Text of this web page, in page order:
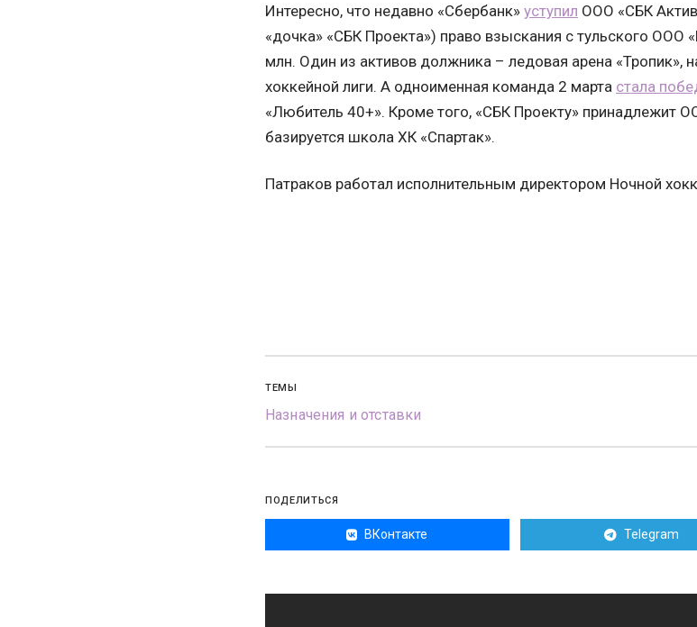
Интересно, что недавно «Сбербанк» уступил ООО «СБК
«дочка» «СБК Проекта») право взыскания с тульского ООО
млн. Один из активов должника – ледовая арена «Тропик»,
хоккейной лиги. А одноименная команда 2 марта стала
«Любитель 40+». Кроме того, «СБК Проекту» принадлежит
базируется школа ХК «Спартак».
Патраков работал исполнительным директором Ночной
ТЕМЫ
Назначения и отставки
ПОДЕЛИТЬСЯ
ВКонтакте Telegram